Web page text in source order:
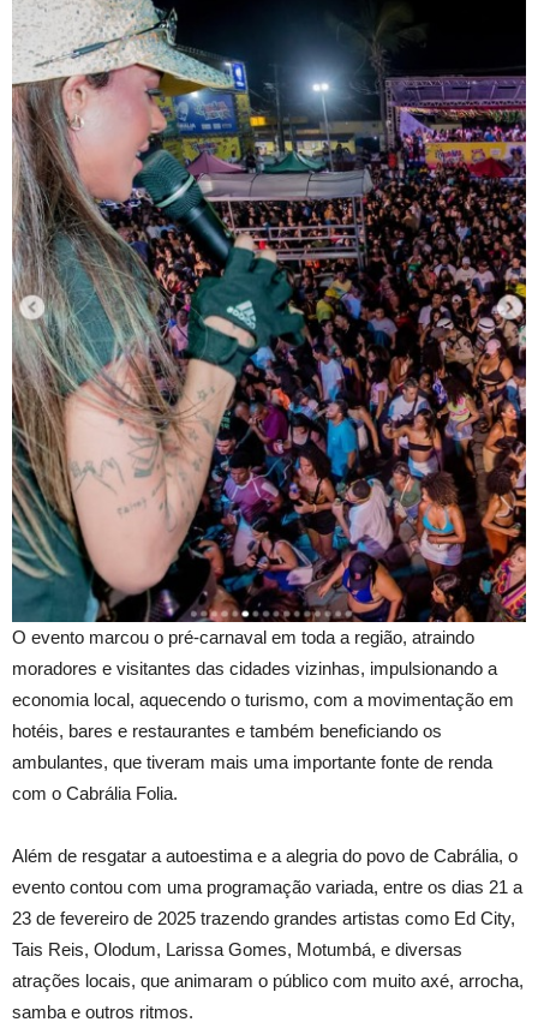
O evento marcou o pré-carnaval em toda a região, atraindo
moradores e visitantes das cidades vizinhas, impulsionando a
economia local, aquecendo o turismo, com a movimentação em
hotéis, bares e restaurantes e também beneficiando os
ambulantes, que tiveram mais uma importante fonte de renda
com o Cabrália Folia.
Além de resgatar a autoestima e a alegria do povo de Cabrália, o
evento contou com uma programação variada, entre os dias 21 a
23 de fevereiro de 2025 trazendo grandes artistas como Ed City,
Tais Reis, Olodum, Larissa Gomes, Motumbá, e diversas
atrações locais, que animaram o público com muito axé, arrocha,
samba e outros ritmos.